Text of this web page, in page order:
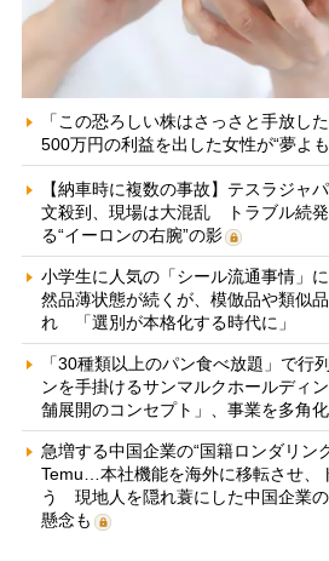
「この恐ろしい株はさっさと手放し
500万円の利益を出した女性が“夢よ
【納車時に複数の事故】テスラジャ
文殺到、現場は大混乱 トラブル続
る“イーロンの右腕”の影
小学生に人気の「シール流通事情」
然品薄状態が続くが、模倣品や類似
れ 「選別が本格化する時代に」
「30種類以上のパン食べ放題」で行
ンを手掛けるサンマルクホールディ
舗展開のコンセプト」、事業を多角
急増する中国企業の“国籍ロンダリン
Temu…本社機能を海外に移転させ、
う 現地人を隠れ蓑にした中国企業
懸念も